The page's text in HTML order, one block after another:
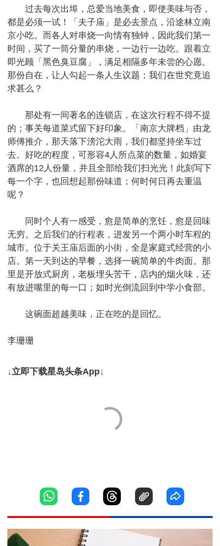
过去每次出埠，总爱当地美食，即使美味与否，
都是必须一试！「夫子庙」是必去景点，沿途林立南
京小吃。而各人对串烧一向情有独钟，因此我们第一
时间，买了一筒分量的串烧，一边行一边吃。跟着立
即光顾「黑色臭豆腐」，满足相隔多年未尝的心愿。
那份自在，让人勾起一条人生议题；我们在世究竟追
求甚么？
那处有一间著名的连锁店，在这次行程不得不提
的；事关每道菜式留下好印象。「南京大牌档」由龙
师傅推介，那天落下滂沱大雨，我们都坚持坐车过
去。好吃的程度，可形容4人所点菜的数量，如婚宴
酒席的12人份量，并且全部给我们扫光光！此刻写下
每一个字，也回想起那份味道；何时何日再去重温
呢？
同时个人有一感受，愈是简单的烹饪，愈是回味
无穷。之后我们的行程表，进发另一个两小时车程的
城市。位于关王庙后面的小街，全是家庭式经营的小
店。第一天到达的早餐，选择一碗简单的牛肉面。那
里是开放式厨房，老板埋头苦干，店内的烟火味，还
有放进嘴里的每一口；如时光倒流回到中学小食部。
这碗面超越美味，正在吃的是回忆。
李珊珊
↓立即下载星岛头条App↓